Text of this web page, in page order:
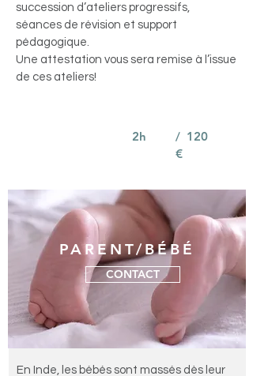
succession d’ateliers progressifs,
séances de révision et support
pédagogique.
Une attestation vous sera remise à l’issue
de ces ateliers!
2h
/ 120
€
En Inde, les bébés sont massés dès leur
CONTACT
PARENT/BÉBÉ